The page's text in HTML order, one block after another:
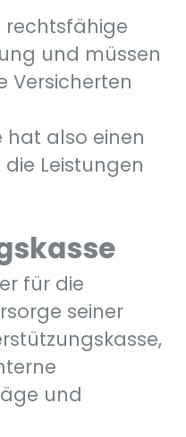
rechtsfähige
und müssen
Versicherten
also einen
Leistungen
für die
seiner
und